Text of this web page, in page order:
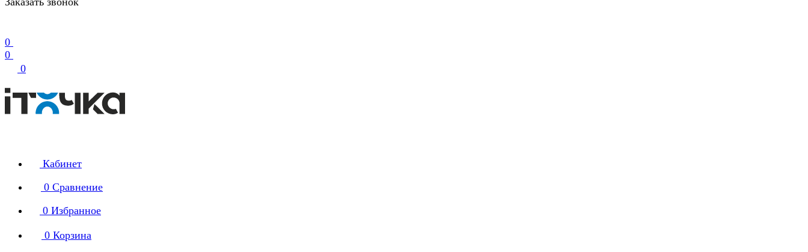
0
0
0
Кабинет
0 Сравнение
0 Избранное
0 Корзина